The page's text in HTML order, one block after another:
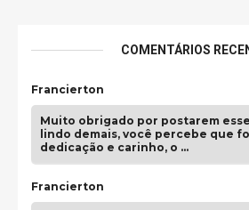
COMENTÁRIOS
Francierton
Muito obrigado por postarem
lindo demais, você percebe que
dedicação e carinho, o …
Francierton